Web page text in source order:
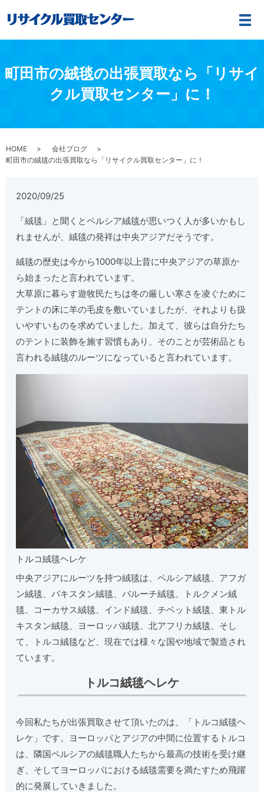
メ
町田市の絨毯の出張買取なら「リサイ
クル買取センター」に！
HOME
会社ブログ
町田市の絨毯の出張買取なら「リサイクル買取センター」に！
2020/09/25
「絨毯」と聞くとペルシア絨毯が思いつく人が多いかもし
れませんが、絨毯の発祥は中央アジアだそうです。
絨毯の歴史は今から1000年以上昔に中央アジアの草原か
ら始まったと言われています。
大草原に暮らす遊牧民たちは冬の厳しい寒さを凌ぐために
テントの床に羊の毛皮を敷いていましたが、それよりも扱
いやすいものを求めていました。加えて、彼らは自分たち
のテントに装飾を施す習慣もあり、そのことが芸術品とも
言われる絨毯のルーツになっていると言われています。
トルコ絨毯ヘレケ
中央アジアにルーツを持つ絨毯は、ペルシア絨毯、アフガ
ン絨毯、パキスタン絨毯、バルーチ絨毯、トルクメン絨
毯、コーカサス絨毯、インド絨毯、チベット絨毯、東トル
キスタン絨毯、ヨーロッパ絨毯、北アフリカ絨毯、そし
て、トルコ絨毯など、現在では様々な国や地域で製造され
ています。
トルコ絨毯ヘレケ
今回私たちが出張買取させて頂いたのは、「トルコ絨毯ヘ
レケ」です。ヨーロッパとアジアの中間に位置するトルコ
は、隣国ペルシアの絨毯職人たちから最高の技術を受け継
ぎ、そしてヨーロッパにおける絨毯需要を満たすため飛躍
的に発展していきました。